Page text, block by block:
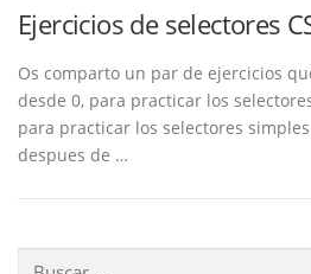
Ejercicios de selectores
Os comparto un par de ejercicios
desde 0, para practicar los
para practicar los selectores
despues de …
Buscar: